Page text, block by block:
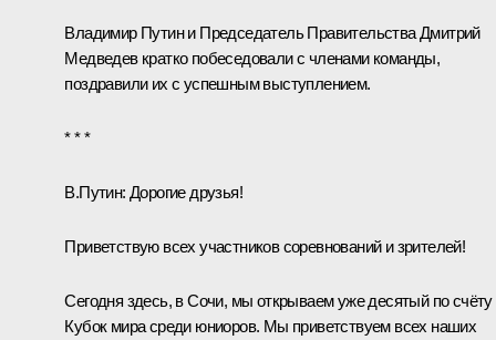
Владимир Путин и Председатель Правительства Дмитрий
Медведев кратко побеседовали с членами команды,
поздравили их с успешным выступлением.
* * *
В.Путин: Дорогие друзья!
Приветствую всех участников соревнований и зрителей!
Сегодня здесь, в Сочи, мы открываем уже десятый по счёту
Кубок мира среди юниоров. Мы приветствуем всех наших